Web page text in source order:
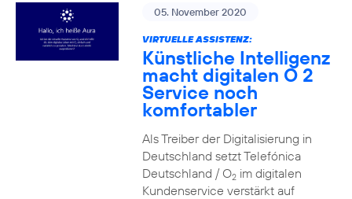
05. November 2020
VIRTUELLE ASSISTENZ:
Künstliche Intelligenz
macht digitalen O 2
Service noch
komfortabler
Als Treiber der Digitalisierung in
Deutschland setzt Telefónica
Deutschland / O2im digitalen
Kundenservice verstärkt auf